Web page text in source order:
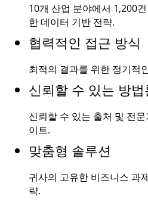
10개 산업 분야에서 1,200건
한 데이터 기반 전략.
협력적인 접근 방식
최적의 결과를 위한 정기적
신뢰할 수 있는 방법
신뢰할 수 있는 출처 및 전
이트.
맞춤형 솔루션
귀사의 고유한 비즈니스 과
략.